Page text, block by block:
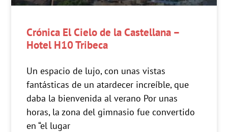
Crónica El Cielo de la Castellana –
Hotel H10 Tribeca
Un espacio de lujo, con unas vistas
fantásticas de un atardecer increíble, que
daba la bienvenida al verano Por unas
horas, la zona del gimnasio fue convertido
en “el lugar